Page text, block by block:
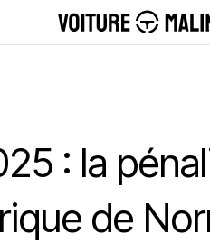
: la
de